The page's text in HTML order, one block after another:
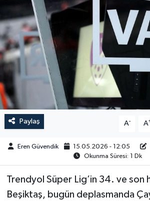
Paylaş A- A
Eren Güvendik 15.05.2026 - 12:05
Okunma Süresi: 1 Dk
Trendyol Süper Lig’in 34. ve son
Beşiktaş, bugün deplasmanda